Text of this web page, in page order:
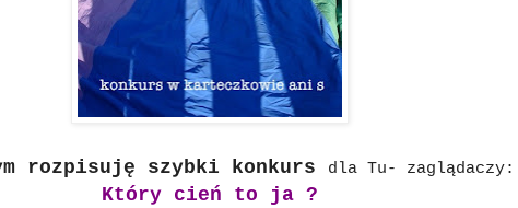
rozpisuję szybki konkurs dla Tu- zaglądaczy:
Który cień to ja ?